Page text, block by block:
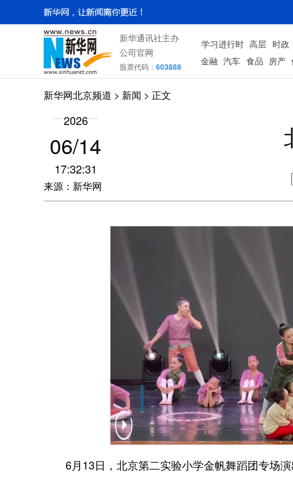
新华通讯社主办
公司官网
股票代码： 603888
学习进行时 高层 时政
金融 汽车 食品 房产
新华网北京频道 > 新闻 > 正文
2026
06/14
17:32:31
来源：新华网
6月13日，北京第二实验小学金帆舞蹈团专场演